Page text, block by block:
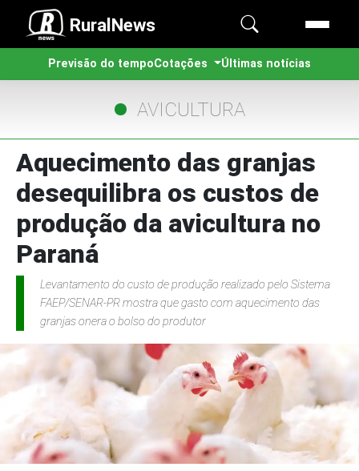
RuralNews
Previsão do tempoCotações Últimas notícias
AVICULTURA
Aquecimento das granjas
desequilibra os custos de
produção da avicultura no
Paraná
Levantamento do custo de produção realizado pelo Sistema
FAEP/SENAR-PR mostra que gasto com aquecimento das
granjas onera o bolso do produtor